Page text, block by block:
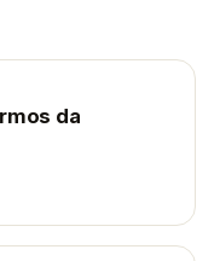
da